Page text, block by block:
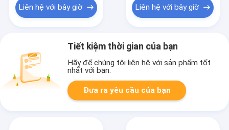
Liên hệ với bây giờ Liên hệ với bây giờ
Tiết kiệm thời gian của bạn
Hãy để chúng tôi liên hệ với sản phẩm tốt
nhất với bạn.
Đưa ra yêu cầu của bạn